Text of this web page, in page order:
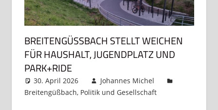
BREITENGÜSSBACH STELLT WEICHEN F
ÜR HAUSHALT, JUGENDPLATZ UND P
ARK+RIDE
30. April 2026
Johannes Michel
Breitengüßbach, Politik und Gesellschaft